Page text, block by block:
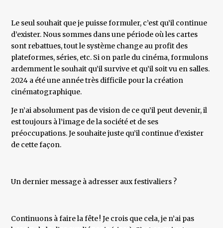
Le seul souhait que je puisse formuler, c’est qu’il continue
d’exister. Nous sommes dans une période où les cartes
sont rebattues, tout le système change au profit des
plateformes, séries, etc. Si on parle du cinéma, formulons
ardemment le souhait qu’il survive et qu’il soit vu en salles.
2024 a été une année très difficile pour la création
cinématographique.
Je n’ai absolument pas de vision de ce qu’il peut devenir, il
est toujours à l’image de la société et de ses
préoccupations. Je souhaite juste qu’il continue d’exister
de cette façon.
Un dernier message à adresser aux festivaliers ?
Continuons à faire la fête ! Je crois que cela, je n’ai pas